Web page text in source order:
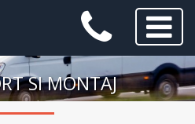
SI MONTAJ